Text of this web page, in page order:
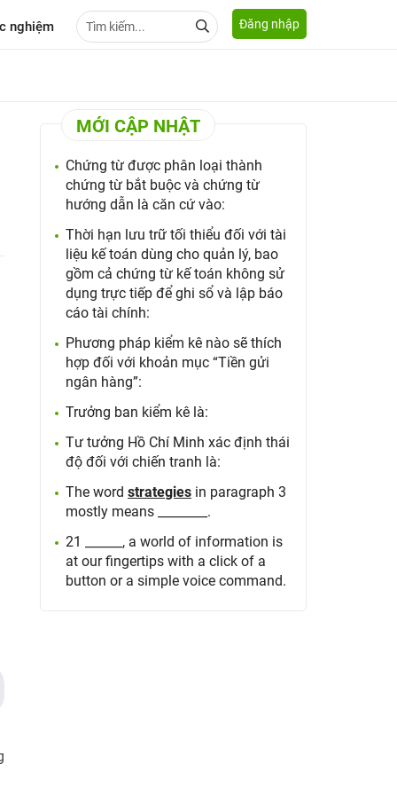
nghiệm Đăng nhập
MỚI CẬP NHẬT
Chứng từ được phân loại thành
chứng từ bắt buộc và chứng từ
hướng dẫn là căn cứ vào:
Thời hạn lưu trữ tối thiểu đối với tài
liệu kế toán dùng cho quản lý, bao
gồm cả chứng từ kế toán không sử
dụng trực tiếp để ghi sổ và lập báo
cáo tài chính:
Phương pháp kiểm kê nào sẽ thích
hợp đối với khoản mục “Tiền gửi
ngân hàng”:
Trưởng ban kiểm kê là:
Tư tưởng Hồ Chí Minh xác định thái
độ đối với chiến tranh là:
The wordstrategies in paragraph 3
mostly means ________.
21 ______, a world of information is
at our fingertips with a click of a
button or a simple voice command.